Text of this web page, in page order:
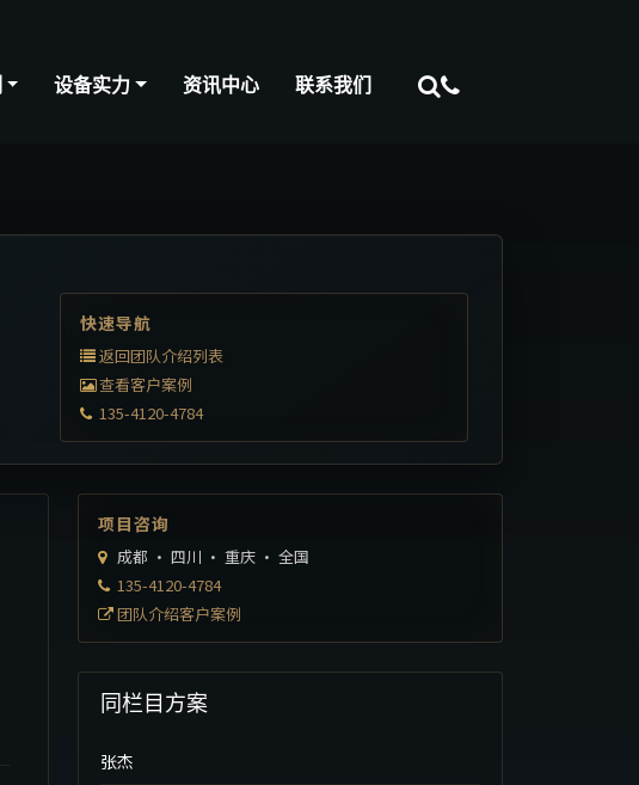
设备实力 资讯中心 联系我们
快速导航
返回团队介绍列表
查看客户案例
135-4120-4784
项目咨询
成都 · 四川 · 重庆 · 全国
135-4120-4784
团队介绍客户案例
同栏目方案
张杰